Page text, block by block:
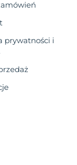
prywatności i